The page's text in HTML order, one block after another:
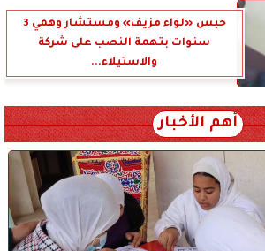
حبس «لواء مزيف» ومستشار وهمي 3
سنوات بتهمة النصب على شركة
والاستيلاء...
أهم الأخبار